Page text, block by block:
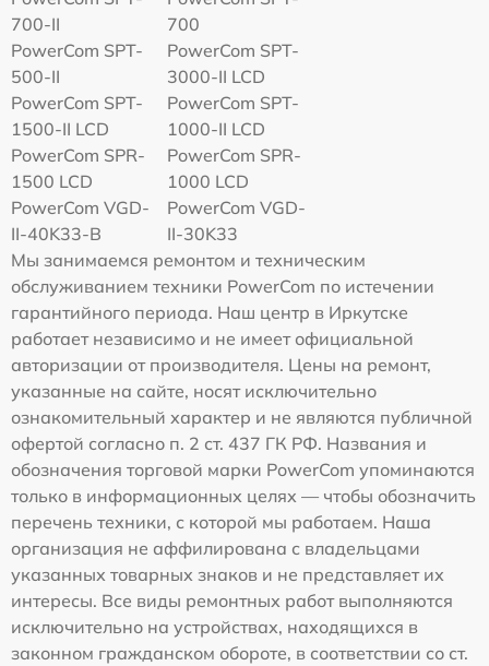
700-II
700
PowerCom SPT-
500-II
PowerCom SPT-
3000-II LCD
PowerCom SPT-
1500-II LCD
PowerCom SPT-
1000-II LCD
PowerCom SPR-
1500 LCD
PowerCom SPR-
1000 LCD
PowerCom VGD-
II-40K33-B
PowerCom VGD-
II-30K33
Мы занимаемся ремонтом и техническим
обслуживанием техники PowerCom по истечении
гарантийного периода. Наш центр в Иркутске
работает независимо и не имеет официальной
авторизации от производителя. Цены на ремонт,
указанные на сайте, носят исключительно
ознакомительный характер и не являются публичной
офертой согласно п. 2 ст. 437 ГК РФ. Названия и
обозначения торговой марки PowerCom упоминаются
только в информационных целях — чтобы обозначить
перечень техники, с которой мы работаем. Наша
организация не аффилирована с владельцами
указанных товарных знаков и не представляет их
интересы. Все виды ремонтных работ выполняются
исключительно на устройствах, находящихся в
законном гражданском обороте, в соответствии со ст.